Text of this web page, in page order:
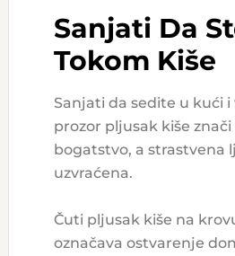
Sanjati Da
Tokom Kiše
Sanjati da sedite u kući
prozor pljusak kiše
bogatstvo, a strastvena
uzvraćena.
Čuti pljusak kiše na
označava ostvarenje